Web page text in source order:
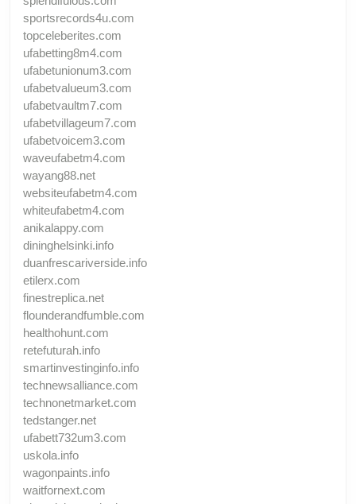
sportsrecords4u.com
topceleberites.com
ufabetting8m4.com
ufabetunionum3.com
ufabetvalueum3.com
ufabetvaultm7.com
ufabetvillageum7.com
ufabetvoicem3.com
waveufabetm4.com
wayang88.net
websiteufabetm4.com
whiteufabetm4.com
anikalappy.com
dininghelsinki.info
duanfrescariverside.info
etilerx.com
finestreplica.net
flounderandfumble.com
healthohunt.com
retefuturah.info
smartinvestinginfo.info
technewsalliance.com
technonetmarket.com
tedstanger.net
ufabett732um3.com
uskola.info
wagonpaints.info
waitfornext.com